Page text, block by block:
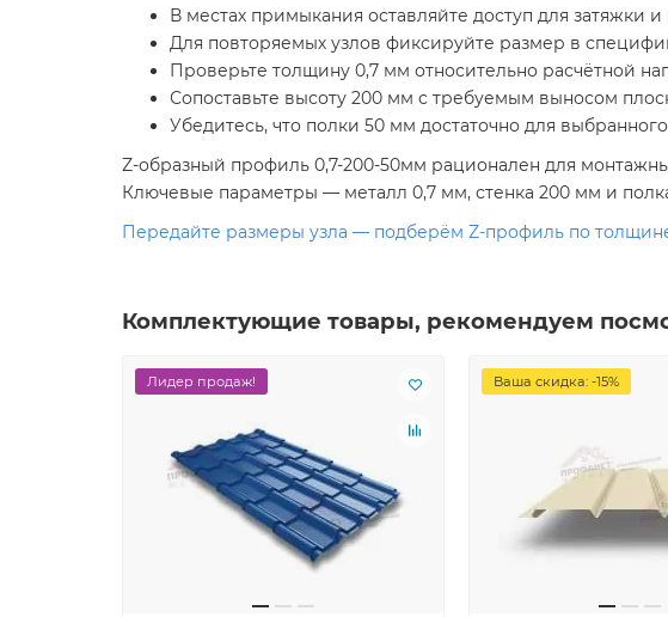
В местах примыкания оставляйте доступ для затяжки
Для повторяемых узлов фиксируйте размер в
Проверьте толщину 0,7 мм относительно расчётной
Сопоставьте высоту 200 мм с требуемым выносом
Убедитесь, что полки 50 мм достаточно для
Z-образный профиль 0,7-200-50мм рационален для
Ключевые параметры — металл 0,7 мм, стенка 200 мм и
Передайте размеры узла — подберём Z-профиль по
Комплектующие товары, рекомендуем
Лидер продаж! Ваша скидка: -15%